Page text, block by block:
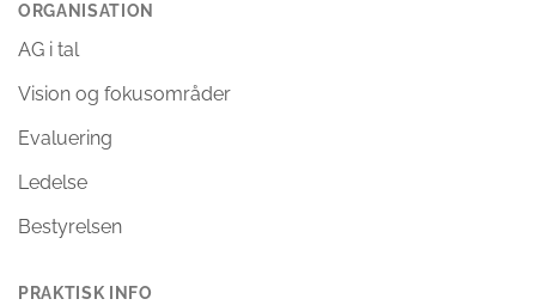
ORGANISATION
AG i tal
Vision og fokusområder
Evaluering
Ledelse
Bestyrelsen
PRAKTISK INFO